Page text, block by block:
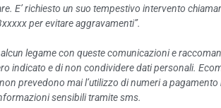
E’ richiesto un suo tempestivo intervento
per evitare aggravamenti”.
legame con queste comunicazioni e
indicato e di non condividere dati personali.
prevedono mai l’utilizzo di numeri a pagamento
sensibili tramite sms.